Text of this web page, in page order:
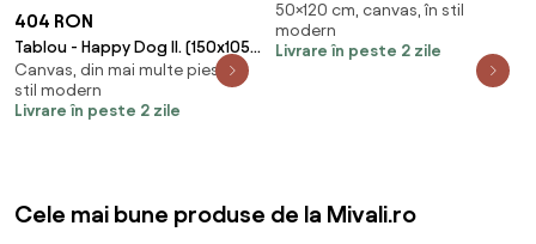
404 RON
Tablou - Happy Dog II. (150x105
cm)
Canvas, din mai multe piese, în
stil modern
Livrare în peste 2 zile
cm)
50×120 cm, canvas, în stil
modern
Livrare în peste 2 zile
Cele mai bune produse de la Mivali.ro